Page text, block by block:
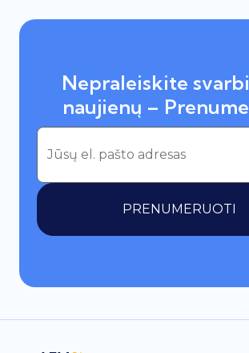
Nepraleiskite
naujienų –
PRENUMERUOTI